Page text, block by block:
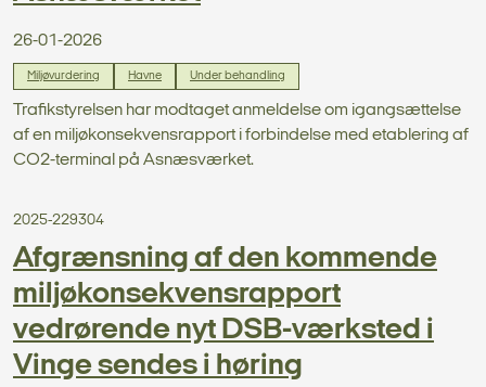
26-01-2026
Miljøvurdering Havne Under behandling
Trafikstyrelsen har modtaget anmeldelse om igangsættelse
af en miljøkonsekvensrapport i forbindelse med etablering af
CO2-terminal på Asnæsværket.
2025-229304
Afgrænsning af den kommende
miljøkonsekvensrapport
vedrørende nyt DSB-værksted i
Vinge sendes i høring